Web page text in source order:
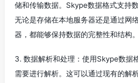
储和传输数据。Skype数据格式支持
无论是存储在本地服务器还是通过网
器，都能够保持数据的完整性和结构。
3. 数据解析和处理：使用Skype数据
需要进行解析。这可以通过现有的解